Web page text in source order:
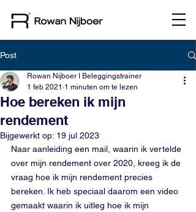
Post
Hoe bereken ik mijn
rendement
Rowan Nijboer I Beleggingstrainer
1 feb 2021 1 minuten om te lezen
Bijgewerkt op: 19 jul 2023
Naar aanleiding een mail, waarin ik vertelde
over mijn rendement over 2020, kreeg ik de
vraag hoe ik mijn rendement precies
bereken. Ik heb speciaal daarom een video
gemaakt waarin ik uitleg hoe ik mijn